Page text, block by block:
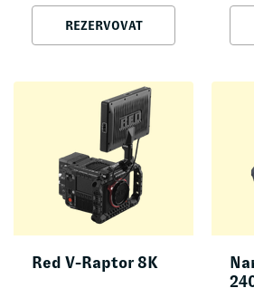
REZERVOVAT
Red V-Raptor 8K